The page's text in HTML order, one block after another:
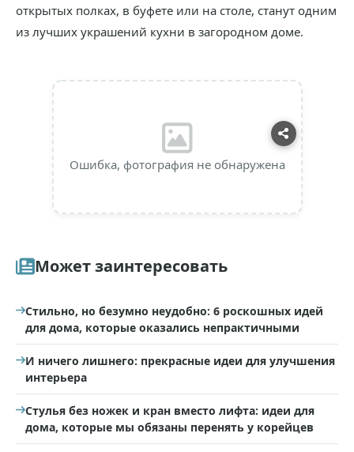
открытых полках, в буфете или на столе, станут одним
из лучших украшений кухни в загородном доме.
Ошибка, фотография не обнаружена
Может заинтересовать
Стильно, но безумно неудобно: 6 роскошных идей
для дома, которые оказались непрактичными
И ничего лишнего: прекрасные идеи для улучшения
интерьера
Стулья без ножек и кран вместо лифта: идеи для
дома, которые мы обязаны перенять у корейцев